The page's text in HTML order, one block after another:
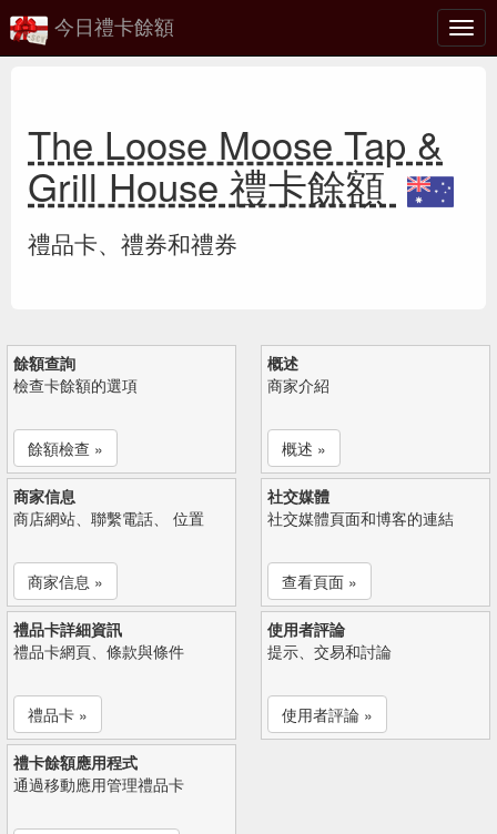
切
換
今日禮卡餘額
The Loose Moose Tap &
Grill House 禮卡餘額
禮品卡、禮券和禮券
餘額查詢
檢查卡餘額的選項
餘額檢查 »
概述
商家介紹
概述 »
商家信息
商店網站、聯繫電話、 位置
商家信息 »
社交媒體
社交媒體頁面和博客的連結
查看頁面 »
禮品卡詳細資訊
禮品卡網頁、條款與條件
禮品卡 »
使用者評論
提示、交易和討論
使用者評論 »
禮卡餘額應用程式
通過移動應用管理禮品卡